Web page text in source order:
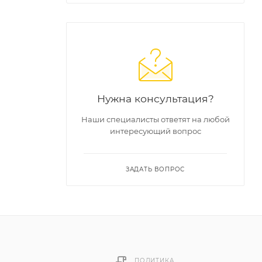
Нужна консультация?
Наши специалисты ответят на любой
интересующий вопрос
ЗАДАТЬ ВОПРОС